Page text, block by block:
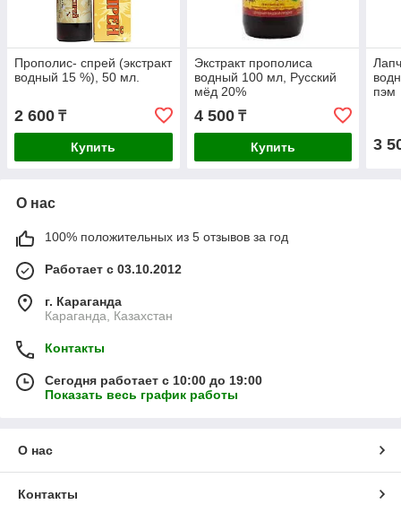
Прополис- спрей (экстракт
водный 15 %), 50 мл.
2 600 ₸
Купить
Экстракт прополиса
водный 100 мл, Русский
мёд 20%
4 500₸
Купить
пэм
3
О нас
100% положительных из 5 отзывов за год
Работает с 03.10.2012
г. Караганда
Караганда, Казахстан
Контакты
Сегодня работает с 10:00 до 19:00
Показать весь график работы
О нас
Контакты